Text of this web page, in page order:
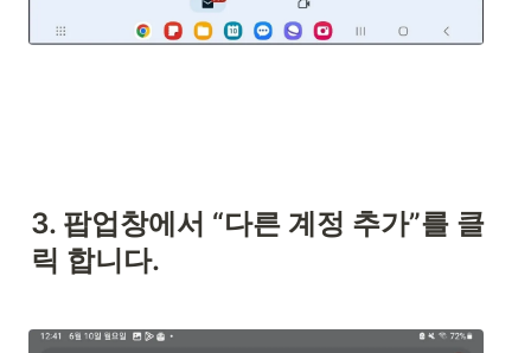
3. 팝업창에서 “다른 계정 추가”를 클
릭 합니다.